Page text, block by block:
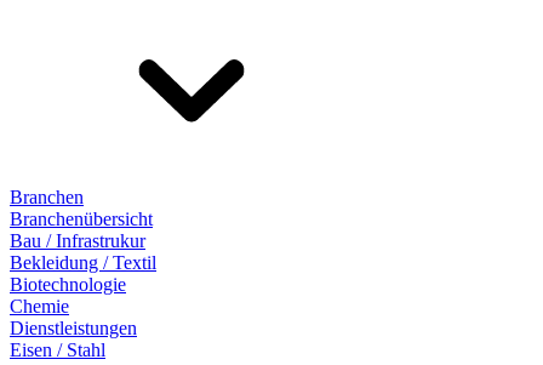
Branchen
Branchenübersicht
Bau / Infrastrukur
Bekleidung / Textil
Biotechnologie
Chemie
Dienstleistungen
Eisen / Stahl